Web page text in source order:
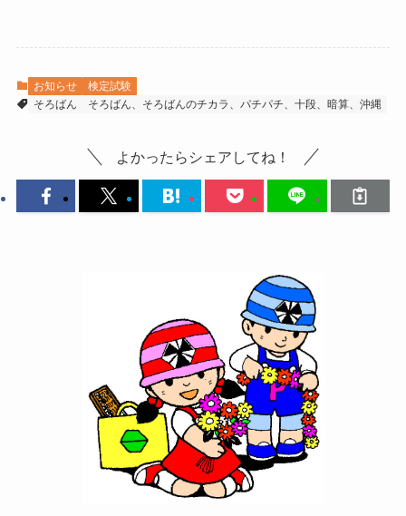
お知らせ
検定試験
そろばん
そろばん、そろばんのチカラ、パチパチ、十段、暗算、沖縄
よかったらシェアしてね！